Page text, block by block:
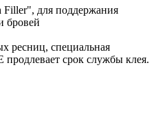
для поддержания
бровей
ресниц, специальная
продлевает срок службы клея.